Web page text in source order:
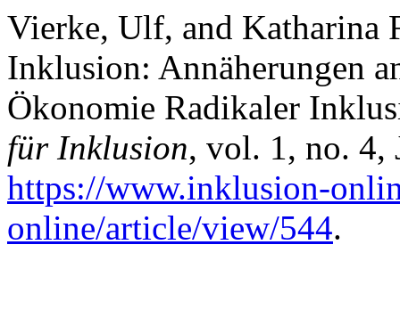
Vierke, Ulf, and Katharina
Inklusion: Annäherungen
Ökonomie Radikaler
für Inklusion, vol. 1, no. 4,
https://www.inklusion-
online/article/view/544.